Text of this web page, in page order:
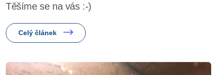
Těšíme se na vás :-)
Celý článek